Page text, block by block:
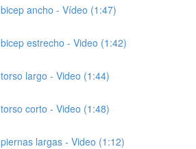
ancho - Vídeo (1:47)
estrecho - Video (1:42)
largo - Video (1:44)
corto - Video (1:48)
largas - Video (1:12)